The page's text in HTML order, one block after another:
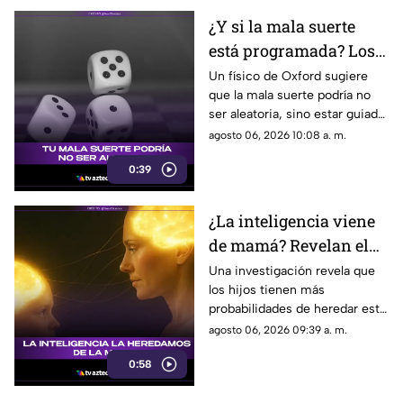
0:39
¿Y si la mala suerte
está programada? Los
patrones ocultos detrás
del azar
Un físico de Oxford sugiere
que la mala suerte podría no
ser aleatoria, sino estar guiada
por leyes ocultas y fuerzas
agosto 06, 2026 10:08 a. m.
0:58
¿La inteligencia viene
de mamá? Revelan el
rol clave de los genes
maternos
Una investigación revela que
los hijos tienen más
probabilidades de heredar este
rasgo de sus madres gracias al
agosto 06, 2026 09:39 a. m.